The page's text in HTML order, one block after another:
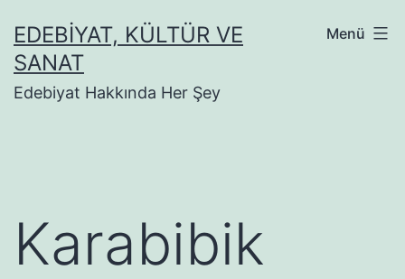
geçEDEBIYAT, KÜLTÜR VE
SANAT
Edebiyat Hakkında Her Şey
Menü
Karabibik